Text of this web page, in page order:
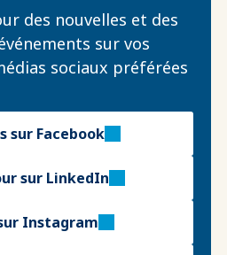
des nouvelles et des
sur vos
sociaux préférées
sur Facebook
sur LinkedIn
Instagram